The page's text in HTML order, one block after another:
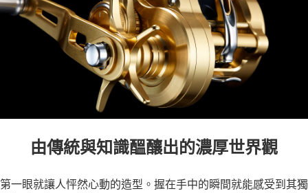
由傳統與知識醞釀出的濃厚世界觀
第一眼就讓人怦然心動的造型。握在手中的瞬間就能感受到其獨